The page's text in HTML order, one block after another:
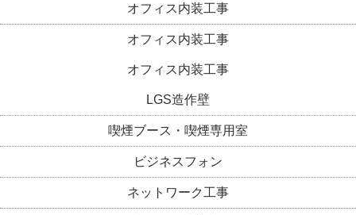
オフィス内装工事
オフィス内装工事
オフィス内装工事
LGS造作壁
喫煙ブース・喫煙専用室
ビジネスフォン
ネットワーク工事